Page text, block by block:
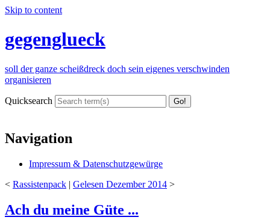
Skip to content
gegenglueck
soll der ganze scheißdreck doch sein eigenes verschwinden
organisieren
Quicksearch
Navigation
Impressum & Datenschutzgewürge
< Rassistenpack | Gelesen Dezember 2014 >
Ach du meine Güte ...